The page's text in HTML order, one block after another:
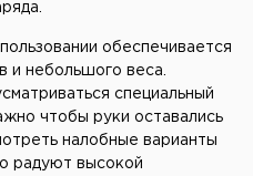
обеспечивается
и небольшого веса.
специальный
чтобы руки оставались
налобные варианты
радуют высокой